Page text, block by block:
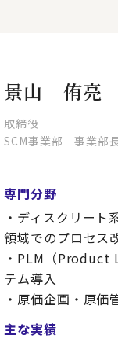
景山 侑亮
取締役
SCM事業部 事業部
専門分野
・ディスクリート
領域でのプロセス
・PLM（Product
テム導入
・原価企画・原価
主な実績